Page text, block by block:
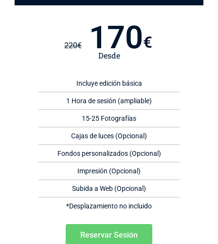
220€ 170€
Desde
Incluye edición básica
1 Hora de sesión (ampliable)
15-25 Fotografías
Cajas de luces (Opcional)
Fondos personalizados (Opcional)
Impresión (Opcional)
Subida a Web (Opcional)
*Desplazamiento no incluido
Reservar Sesión